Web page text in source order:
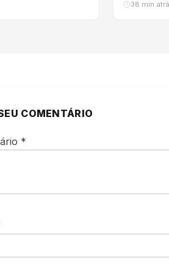
38 min
COMENTÁRIO
*